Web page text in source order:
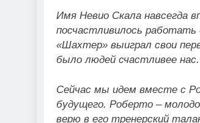
Имя Невио Скала навсегда
посчастливилось
«Шахтер» выиграл свои
было людей счастливее нас.
Сейчас мы идем вместе с
будущего. Роберто –
верю в его тренерский